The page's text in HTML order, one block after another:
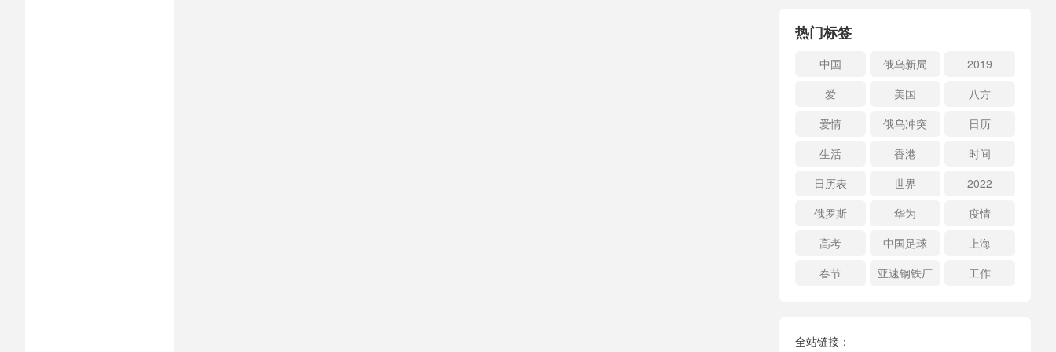
热门标签
中国 俄乌新局
2019
爱
美国
八方
爱情
俄乌冲突
日历
生活
香港
时间
日历表
世界
2022
俄罗斯
华为
疫情
高考
中国足球
上海
春节
亚速钢铁厂 工作
全站链接：